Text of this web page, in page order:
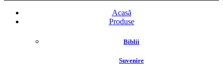
Acasă
Produse
Biblii
Suvenire